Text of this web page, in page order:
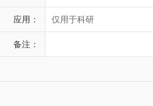
应用： 仅用于科研
备注：